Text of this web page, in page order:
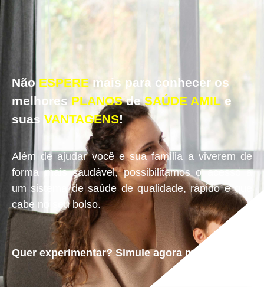
Não ESPERE mais para conhecer os
melhores PLANOSdeSAÚDE AMILe
suas VANTAGENS!
Além de ajudar você e sua família a viverem de
forma mais saudável, possibilitamos o acesso a
um sistema de saúde de qualidade, rápido e que
cabe no seu bolso.
Quer experimentar? Simule agora mesmo!